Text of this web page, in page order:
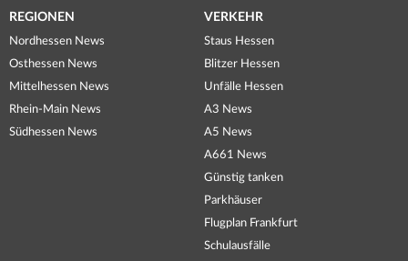
REGIONEN
Nordhessen News
Osthessen News
Mittelhessen News
Rhein-Main News
Südhessen News
VERKEHR
Staus Hessen
Blitzer Hessen
Unfälle Hessen
A3 News
A5 News
A661 News
Günstig tanken
Parkhäuser
Flugplan Frankfurt
Schulausfälle